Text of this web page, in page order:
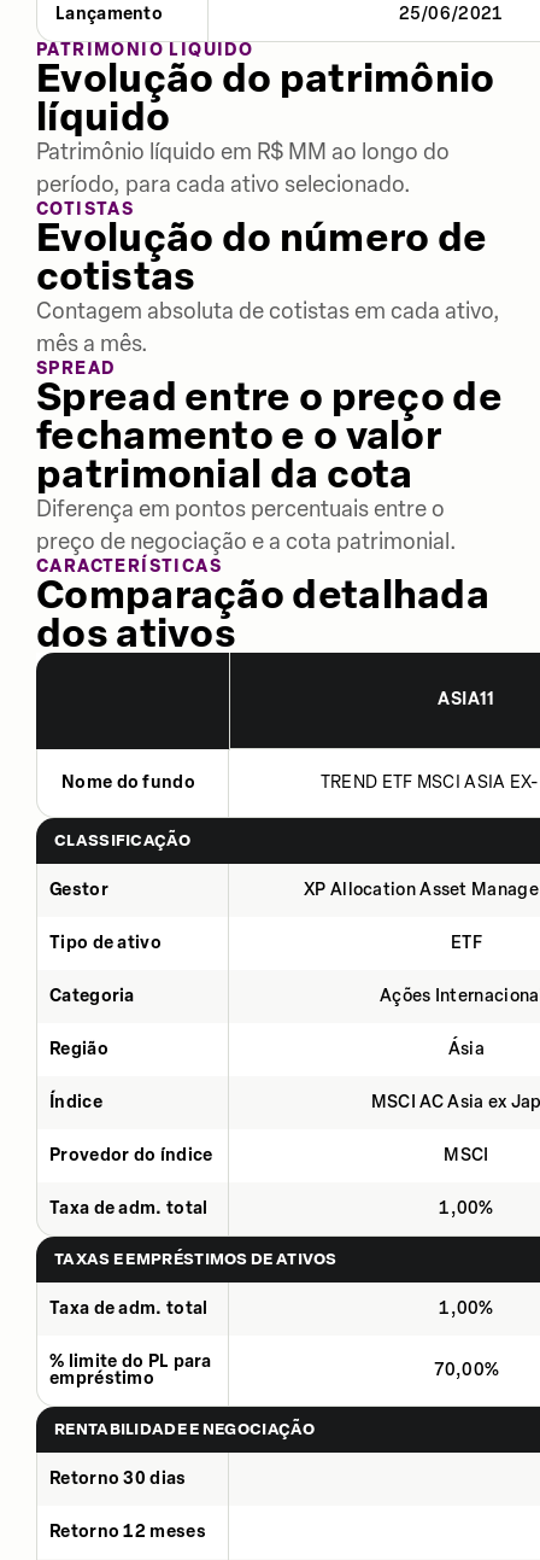
Lançamento
25/06/2021
PATRIMÔNIO LÍQUIDO
Evolução do patrimônio
líquido
Patrimônio líquido em R$ MM ao longo do
período, para cada ativo selecionado.
COTISTAS
Evolução do número de
cotistas
Contagem absoluta de cotistas em cada ativo,
mês a mês.
SPREAD
Spread entre o preço de
fechamento e o valor
patrimonial da cota
Diferença em pontos percentuais entre o
preço de negociação e a cota patrimonial.
CARACTERÍSTICAS
Comparação detalhada
dos ativos
ASIA11
Nome do fundo TREND ETF MSCI ASIA
CLASSIFICAÇÃO
Gestor XP Allocation Asset
Tipo de ativo ETF
Categoria Ações
Região Ásia
Índice MSCI AC Asia ex
Provedor do índice MSCI
Taxa de adm. total 1,00%
TAXAS E EMPRÉSTIMOS DE ATIVOS
Taxa de adm. total 1,00%
% limite do PL para
empréstimo
70,00%
RENTABILIDADE E NEGOCIAÇÃO
Retorno 30 dias
Retorno 12 meses